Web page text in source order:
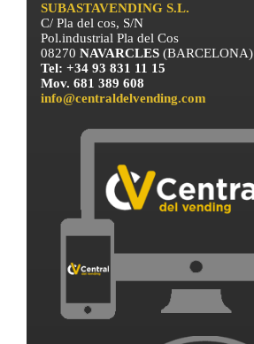
SUBASTAVENDING S.L.
C/ Pla del cos, S/N
Pol.industrial Pla del Cos
08270NAVARCLES(BARCELONA)
Tel: +34 93 831 11 15
Mov. 681 389 608
info@centraldelvending.com